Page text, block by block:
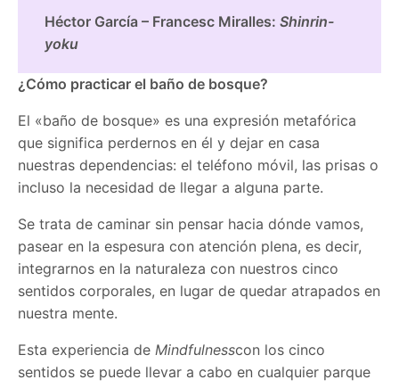
Héctor García – Francesc Miralles:Shinrin-
yoku
¿Cómo practicar el baño de bosque?
El «baño de bosque» es una expresión metafórica
que significa perdernos en él y dejar en casa
nuestras dependencias: el teléfono móvil, las prisas o
incluso la necesidad de llegar a alguna parte.
Se trata de caminar sin pensar hacia dónde vamos,
pasear en la espesura con atención plena, es decir,
integrarnos en la naturaleza con nuestros cinco
sentidos corporales, en lugar de quedar atrapados en
nuestra mente.
Esta experiencia de Mindfulnesscon los cinco
sentidos se puede llevar a cabo en cualquier parque